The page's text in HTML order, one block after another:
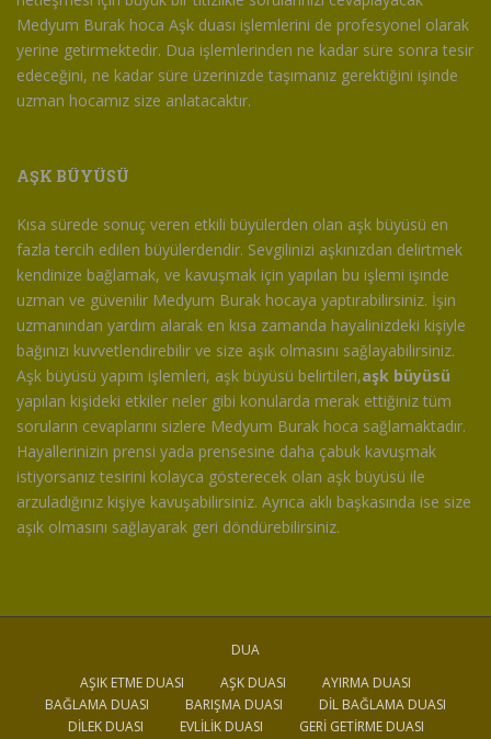
Medyum Burak hoca Aşk duası işlemlerini de profesyonel olarak
yerine getirmektedir. Dua işlemlerinden ne kadar süre sonra tesir
edeceğini, ne kadar süre üzerinizde taşımanız gerektiğini işinde
uzman hocamız size anlatacaktır.
AŞK BÜYÜSÜ
Kısa sürede sonuç veren etkili büyülerden olan aşk büyüsü en
fazla tercih edilen büyülerdendir. Sevgilinizi aşkınızdan delirtmek
kendinize bağlamak, ve kavuşmak için yapılan bu işlemi işinde
uzman ve güvenilir Medyum Burak hocaya yaptırabilirsiniz. İşin
uzmanından yardım alarak en kısa zamanda hayalinizdeki kişiyle
bağınızı kuvvetlendirebilir ve size aşık olmasını sağlayabilirsiniz.
Aşk büyüsü yapım işlemleri, aşk büyüsü belirtileri,aşk büyüsü
yapılan kişideki etkiler neler gibi konularda merak ettiğiniz tüm
soruların cevaplarını sizlere Medyum Burak hoca sağlamaktadır.
Hayallerinizin prensi yada prensesine daha çabuk kavuşmak
istiyorsanız tesirini kolayca gösterecek olan aşk büyüsü ile
arzuladığınız kişiye kavuşabilirsiniz. Ayrıca aklı başkasında ise size
aşık olmasını sağlayarak geri döndürebilirsiniz.
DUA
AŞIK ETME DUASI
AŞK DUASI
AYIRMA DUASI
BAĞLAMA DUASI
BARIŞMA DUASI
DIL BAĞLAMA DUASI
DILEK DUASI
EVLILIK DUASI GERI GETIRME DUASI